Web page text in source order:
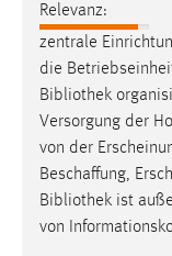
Relevanz:
zentrale
die
Bibliothek
Versorgung der
von der
Beschaffung,
Bibliothek ist
von